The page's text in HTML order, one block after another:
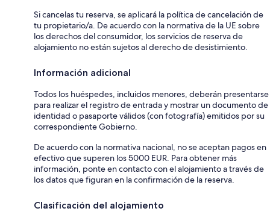
Si cancelas tu reserva, se aplicará la política de cancelación de
tu propietario/a. De acuerdo con la normativa de la UE sobre
los derechos del consumidor, los servicios de reserva de
alojamiento no están sujetos al derecho de desistimiento.
Información adicional
Todos los huéspedes, incluidos menores, deberán presentarse
para realizar el registro de entrada y mostrar un documento de
identidad o pasaporte válidos (con fotografía) emitidos por su
correspondiente Gobierno.
De acuerdo con la normativa nacional, no se aceptan pagos en
efectivo que superen los 5000 EUR. Para obtener más
información, ponte en contacto con el alojamiento a través de
los datos que figuran en la confirmación de la reserva.
Clasificación del alojamiento